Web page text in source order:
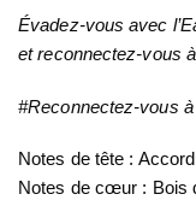
Évadez-vous avec
et reconnectez-vous
#Reconnectez-vous
Notes de tête :
Notes de cœur : Bois